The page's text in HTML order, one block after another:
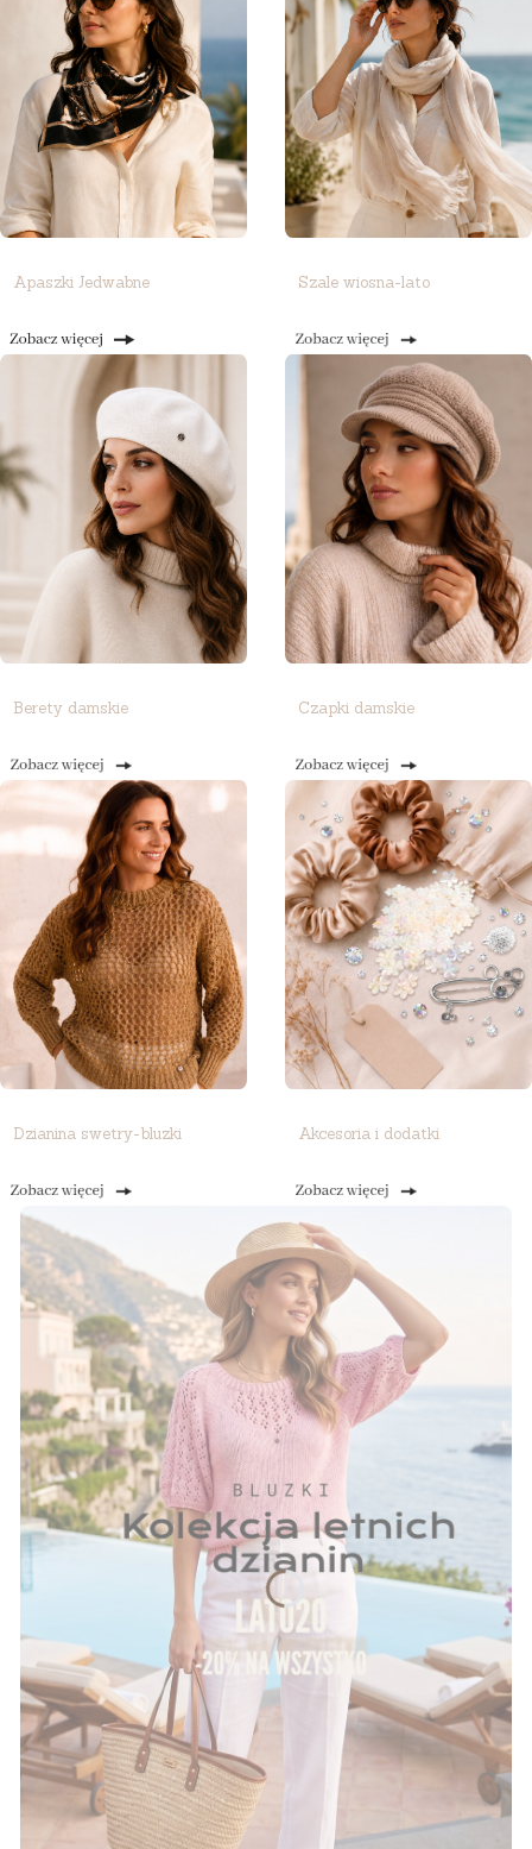
Apaszki Jedwabne Szale wiosna-lato
Berety damskie Czapki damskie
Dzianina swetry-bluzki Akcesoria i dodatki